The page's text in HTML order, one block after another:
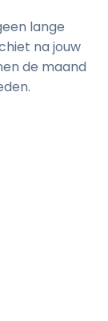
lange
na jouw
de maand